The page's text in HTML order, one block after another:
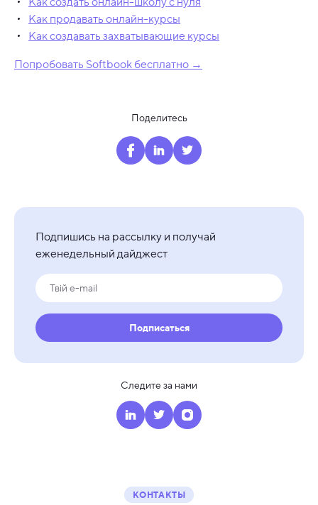
Поделитесь
Как продавать онлайн-курсы
Как создавать захватывающие курсы
Попробовать Softbook бесплатно →
Подпишись на рассылку и получай
еженедельный дайджест
Подписаться
Следите за нами
КОНТАКТЫ